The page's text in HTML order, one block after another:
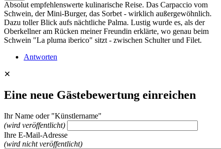
Absolut empfehlenswerte kulinarische Reise. Das Carpaccio vom
Schwein, der Mini-Burger, das Sorbet - wirklich außergewöhnlich.
Dazu toller Blick aufs nächtliche Palma. Lustig wurde es, als der
Oberkellner am Rücken meiner Freundin erklärte, wo genau beim
Schwein "La pluma iberico" sitzt - zwischen Schulter und Filet.
Antworten
✕
Eine neue Gästebewertung einreichen
Ihr Name oder "Künstlername"
(wird veröffentlicht)
Ihre E-Mail-Adresse
(wird nicht veröffentlicht)